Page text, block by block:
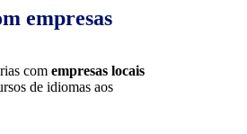
empresas
com empresas locais
de idiomas aos